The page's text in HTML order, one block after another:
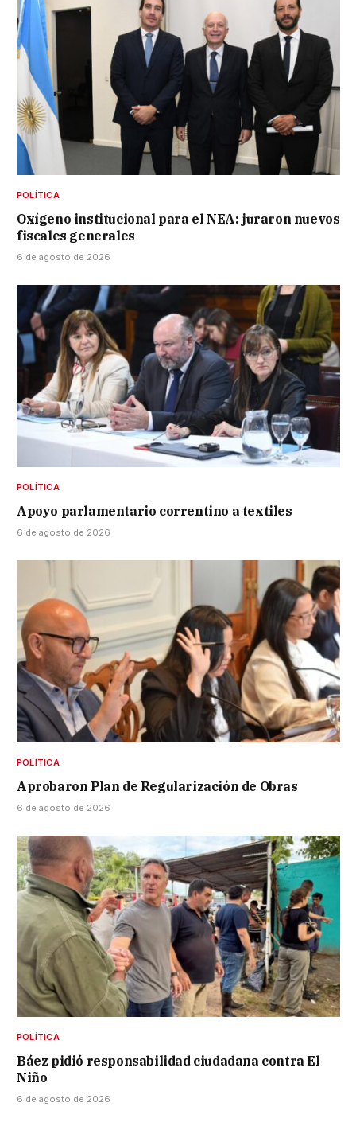
POLÍTICA
Oxígeno institucional para el NEA: juraron nuevos
fiscales generales
6 de agosto de 2026
POLÍTICA
Apoyo parlamentario correntino a textiles
6 de agosto de 2026
POLÍTICA
Aprobaron Plan de Regularización de Obras
6 de agosto de 2026
POLÍTICA
Báez pidió responsabilidad ciudadana contra El
Niño
6 de agosto de 2026